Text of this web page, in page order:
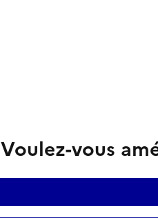
Voulez-vous